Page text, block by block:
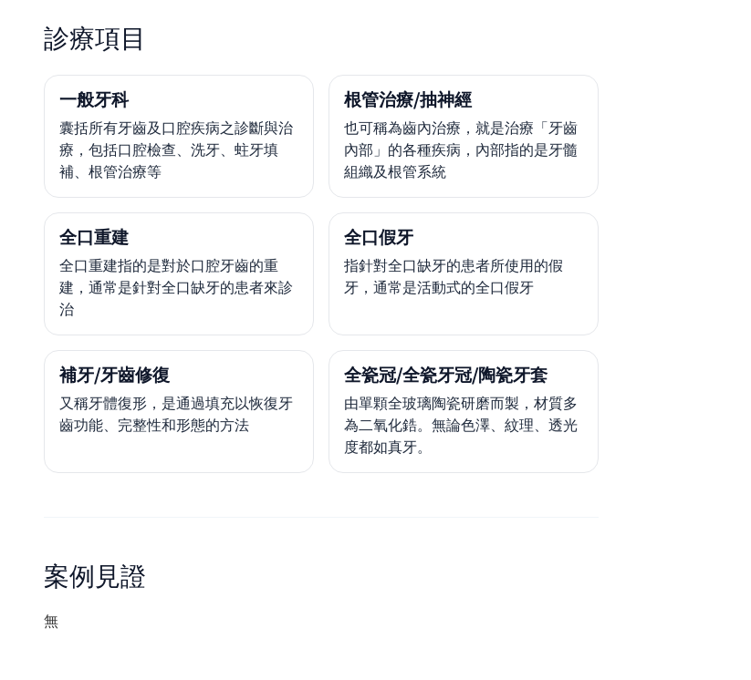
診療項目
一般牙科
囊括所有牙齒及口腔疾病之診斷與治
療，包括口腔檢查、洗牙、蛀牙填
補、根管治療等
根管治療/抽神經
也可稱為齒內治療，就是治療「牙齒
內部」的各種疾病，內部指的是牙髓
組織及根管系統
全口重建
全口重建指的是對於口腔牙齒的重
建，通常是針對全口缺牙的患者來診
治
全口假牙
指針對全口缺牙的患者所使用的假
牙，通常是活動式的全口假牙
補牙/牙齒修復
又稱牙體復形，是通過填充以恢復牙
齒功能、完整性和形態的方法
全瓷冠/全瓷牙冠/陶瓷牙套
由單顆全玻璃陶瓷研磨而製，材質多
為二氧化鋯。無論色澤、紋理、透光
度都如真牙。
案例見證
無